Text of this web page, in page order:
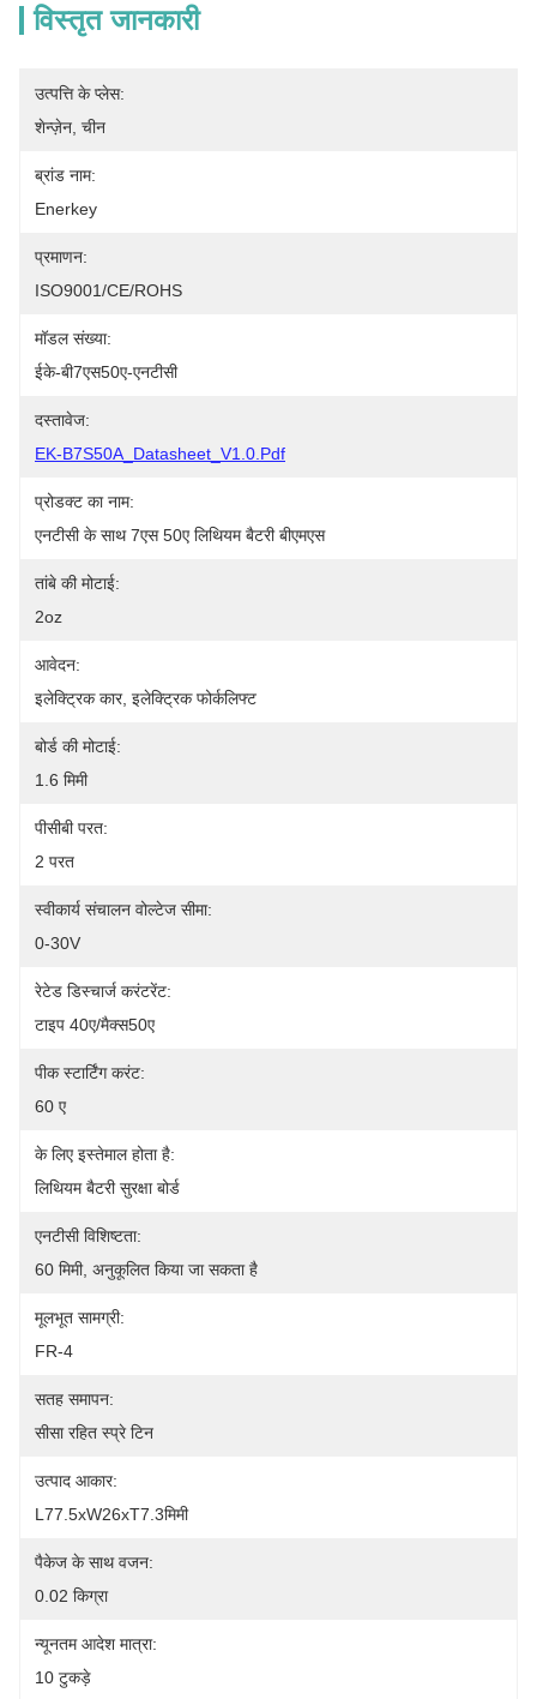
विस्तृत जानकारी
उत्पत्ति के प्लेस:
शेन्ज़ेन, चीन
ब्रांड नाम:
Enerkey
प्रमाणन:
ISO9001/CE/ROHS
मॉडल संख्या:
ईके-बी7एस50ए-एनटीसी
दस्तावेज:
EK-B7S50A_Datasheet_V1.0.pdf
प्रोडक्ट का नाम:
एनटीसी के साथ 7एस 50ए लिथियम बैटरी बीएमएस
तांबे की मोटाई:
2oz
आवेदन:
इलेक्ट्रिक कार, इलेक्ट्रिक फोर्कलिफ्ट
बोर्ड की मोटाई:
1.6 मिमी
पीसीबी परत:
2 परत
स्वीकार्य संचालन वोल्टेज सीमा:
0-30V
रेटेड डिस्चार्ज करंटरेंट:
टाइप 40ए/मैक्स50ए
पीक स्टार्टिंग करंट:
60 ए
के लिए इस्तेमाल होता है:
लिथियम बैटरी सुरक्षा बोर्ड
एनटीसी विशिष्टता:
60 मिमी, अनुकूलित किया जा सकता है
मूलभूत सामग्री:
FR-4
सतह समापन:
सीसा रहित स्प्रे टिन
उत्पाद आकार:
L77.5xW26xT7.3मिमी
पैकेज के साथ वजन:
0.02 किग्रा
न्यूनतम आदेश मात्रा:
10 टुकड़े